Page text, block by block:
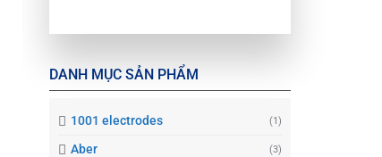
DANH MỤC SẢN PHẨM
1001 electrodes (1)
Aber (3)